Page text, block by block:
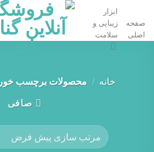
content
صفحه
اصلی
ابزار
زیبایی و
سلامت
خانه / محصولات برچسب
صافی